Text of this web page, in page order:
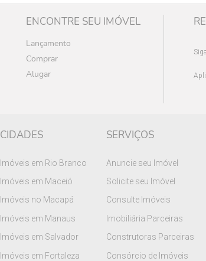
ENCONTRE SEU IMÓVEL
Lançamento
Comprar
Alugar
CIDADES
Imóveis em Rio Branco
Imóveis em Maceió
Imóveis no Macapá
Imóveis em Manaus
Imóveis em Salvador
Imóveis em Fortaleza
SERVIÇOS
Anuncie seu Imóvel
Solicite seu Imóvel
Consulte Imóveis
Imobiliária Parceiras
Construtoras Parceiras
Consórcio de Imóveis